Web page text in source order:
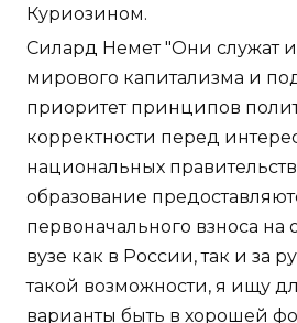
Куриозином.
Силард Немет "Они служат
мирового капитализма и
приоритет принципов
корректности перед
национальных
образование
первоначального взноса
вузе как в России, так и за
такой возможности, я ищу
варианты быть в хорошей